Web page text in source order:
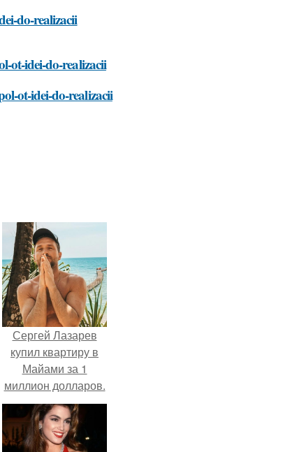
do-realizacii
ot-idei-do-realizacii
ot-idei-do-realizacii
Сергей Лазарев
купил квартиру в
Майами за 1
миллион долларов.